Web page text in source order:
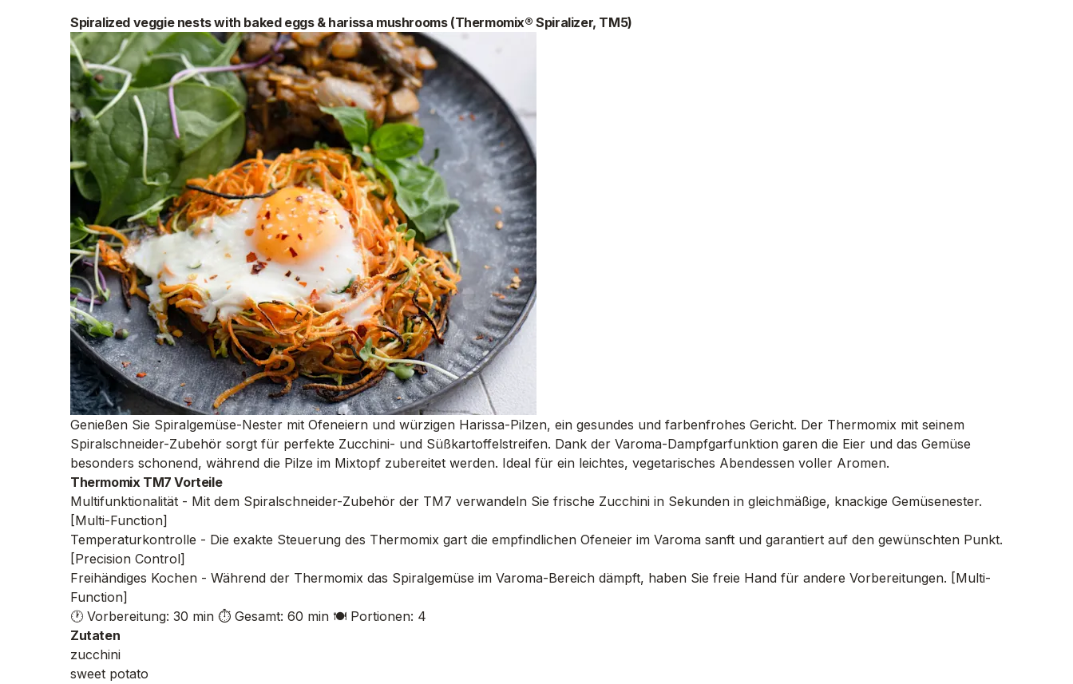
Spiralized veggie nests with baked eggs & harissa mushrooms (Thermomix® Spiralizer, TM5)
Genießen Sie Spiralgemüse-Nester mit Ofeneiern und würzigen Harissa-Pilzen, ein gesundes und farbenfrohes Gericht. Der Thermomix mit seinem
Spiralschneider-Zubehör sorgt für perfekte Zucchini- und Süßkartoffelstreifen. Dank der Varoma-Dampfgarfunktion garen die Eier und das Gemüse
besonders schonend, während die Pilze im Mixtopf zubereitet werden. Ideal für ein leichtes, vegetarisches Abendessen voller Aromen.
Thermomix TM7 Vorteile
Multifunktionalität - Mit dem Spiralschneider-Zubehör der TM7 verwandeln Sie frische Zucchini in Sekunden in gleichmäßige, knackige Gemüsenester.
[Multi-Function]
Temperaturkontrolle - Die exakte Steuerung des Thermomix gart die empfindlichen Ofeneier im Varoma sanft und garantiert auf den gewünschten Punkt.
[Precision Control]
Freihändiges Kochen - Während der Thermomix das Spiralgemüse im Varoma-Bereich dämpft, haben Sie freie Hand für andere Vorbereitungen. [Multi-
Function]
🕐 Vorbereitung: 30 min ⏱️ Gesamt: 60 min 🍽️ Portionen: 4
Zutaten
zucchini
sweet potato